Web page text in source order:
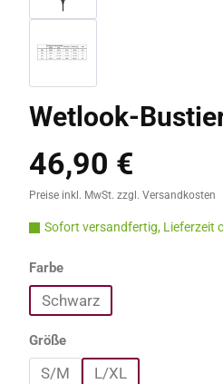
Wetlook-
Regulärer Preis:
46,90 €
Preise inkl. MwSt. zzgl. Versandkosten
Sofort versandfertig, Lieferzeit
Farbeauswählen
Schwarz
Größeauswählen
S/M L/XL